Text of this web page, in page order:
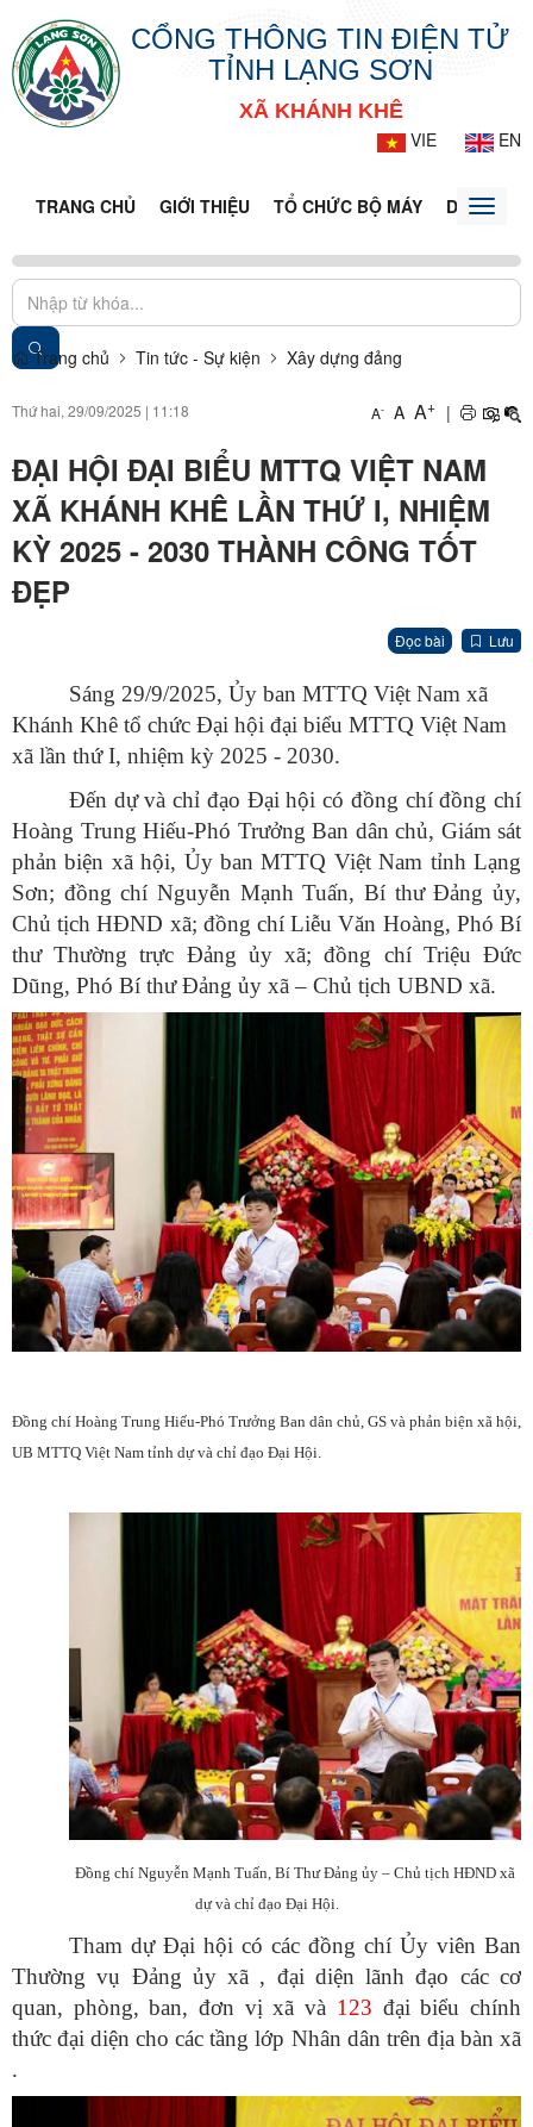
CỔNG THÔNG TIN ĐIỆN TỬ
TỈNH LẠNG SƠN
XÃ KHÁNH KHÊ
VIE
EN
TRANG CHỦ GIỚI THIỆU TỔ CHỨC BỘ MÁY DOANH
Toggle
Trang chủ Tin tức - Sự kiện Xây dựng đảng
Thứ hai, 29/09/2025 | 11:18 A- A A+ |
ĐẠI HỘI ĐẠI BIỂU MTTQ VIỆT NAM
XÃ KHÁNH KHÊ LẦN THỨ I, NHIỆM
KỲ 2025 - 2030 THÀNH CÔNG TỐT
ĐẸP
Đọc bài Lưu
Sáng 29/9/2025, Ủy ban MTTQ Việt Nam xã
Khánh Khê tổ chức Đại hội đại biểu MTTQ Việt Nam
xã lần thứ I, nhiệm kỳ 2025 - 2030.
Đến dự và chỉ đạo Đại hội có đồng chí đồng chí
Hoàng Trung Hiếu-Phó Trưởng Ban dân chủ, Giám sát
phản biện xã hội, Ủy ban MTTQ Việt Nam tỉnh Lạng
Sơn; đồng chí Nguyễn Mạnh Tuấn, Bí thư Đảng ủy,
Chủ tịch HĐND xã; đồng chí Liễu Văn Hoàng, Phó Bí
thư Thường trực Đảng ủy xã; đồng chí Triệu Đức
Dũng, Phó Bí thư Đảng ủy xã – Chủ tịch UBND xã.
Đồng chí Hoàng Trung Hiếu-Phó Trưởng Ban dân chủ, GS và phản biện xã hội,
UB MTTQ Việt Nam tỉnh dự và chỉ đạo Đại Hội.
Đồng chí Nguyễn Mạnh Tuấn, Bí Thư Đảng ủy – Chủ tịch HĐND xã
dự và chỉ đạo Đại Hội.
Tham dự Đại hội có các đồng chí Ủy viên Ban
Thường vụ Đảng ủy xã , đại diện lãnh đạo các cơ
quan, phòng, ban, đơn vị xã và 123 đại biểu chính
thức đại diện cho các tầng lớp Nhân dân trên địa bàn xã
.